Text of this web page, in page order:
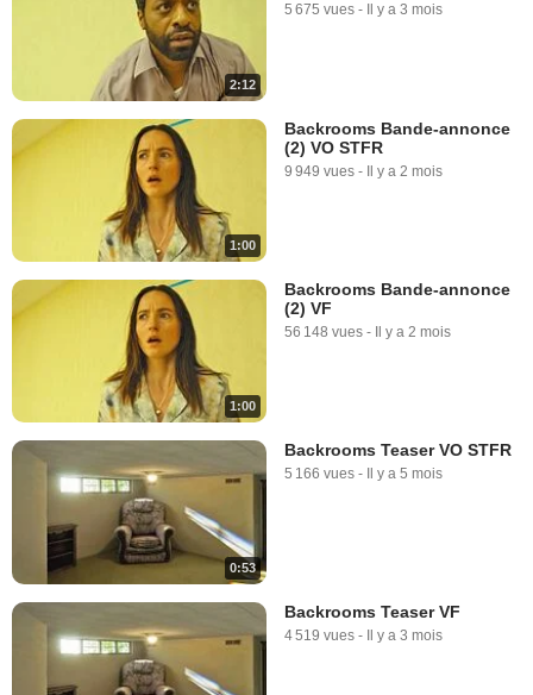
2:12
5 675 vues - Il y a 3 mois
1:00
Backrooms Bande-annonce
(2) VO STFR
9 949 vues - Il y a 2 mois
1:00
Backrooms Bande-annonce
(2) VF
56 148 vues - Il y a 2 mois
0:53
Backrooms Teaser VO STFR
5 166 vues - Il y a 5 mois
Backrooms Teaser VF
4 519 vues - Il y a 3 mois